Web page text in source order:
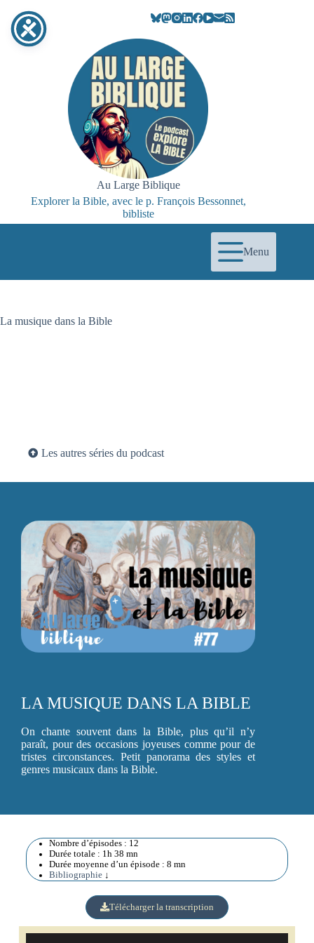
Au Large Biblique
Explorer la Bible, avec le p. François Bessonnet,
bibliste
Menu
La musique dans la Bible
Les autres séries du podcast
LA MUSIQUE DANS LA BIBLE
On chante souvent dans la Bible, plus qu’il n’y
paraît, pour des occasions joyeuses comme pour de
tristes circonstances. Petit panorama des styles et
genres musicaux dans la Bible.
Nombre d’épisodes : 12
Durée totale : 1h 38 mn
Durée moyenne d’un épisode : 8 mn
Bibliographie↓
Télécharger la transcription